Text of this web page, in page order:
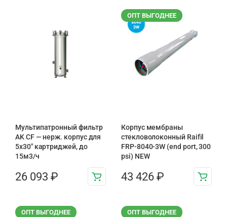
Мультипатронный фильтр
AK CF — нерж. корпус для
5х30″ картриджей, до
15м3/ч
26 093 ₽
ОПТ ВЫГОДНЕЕ
Корпус мембраны
стекловолоконный Raifil
FRP-8040-3W (end port, 300
psi) NEW
43 426 ₽
ОПТ ВЫГОДНЕЕ ОПТ ВЫГОДНЕЕ